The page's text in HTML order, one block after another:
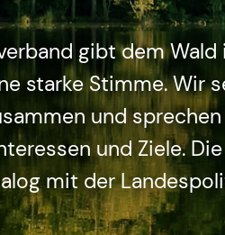
gibt dem Wald
starke Stimme. Wir
und
und Ziele.
mit der